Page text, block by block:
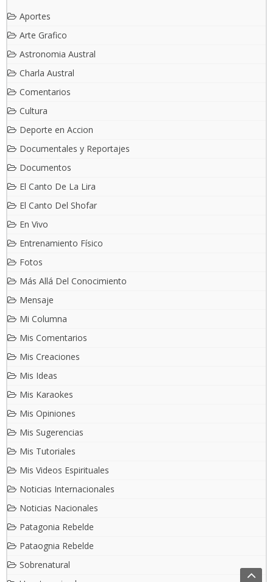
Aportes
Arte Grafico
Astronomia Austral
Charla Austral
Comentarios
Cultura
Deporte en Accion
Documentales y Reportajes
Documentos
El Canto De La Lira
El Canto Del Shofar
En Vivo
Entrenamiento Físico
Fotos
Más Allá Del Conocimiento
Mensaje
Mi Columna
Mis Comentarios
Mis Creaciones
Mis Ideas
Mis Karaokes
Mis Opiniones
Mis Sugerencias
Mis Tutoriales
Mis Videos Espirituales
Noticias Internacionales
Noticias Nacionales
Patagonia Rebelde
Pataognia Rebelde
Sobrenatural